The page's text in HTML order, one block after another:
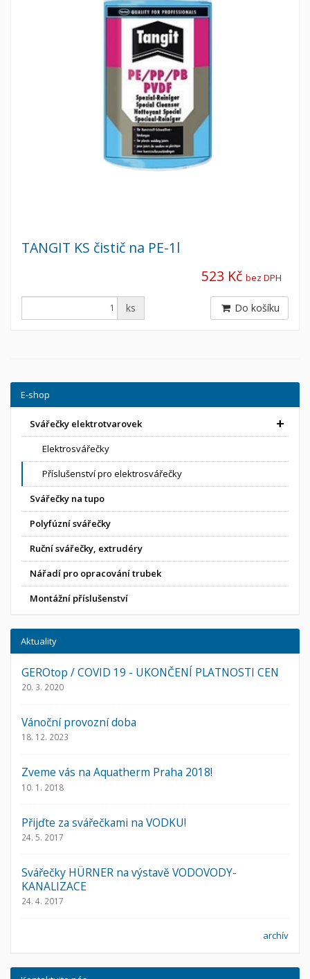
TANGIT KS čistič na PE-1l
523 Kč bez DPH
ks Do košíku
E-shop
Svářečky elektrotvarovek
Elektrosvářečky
Příslušenství pro elektrosvářečky
Svářečky na tupo
Polyfúzní svářečky
Ruční svářečky, extrudéry
Nářadí pro opracování trubek
Montážní příslušenství
Aktuality
GEROtop / COVID 19 - UKONČENÍ PLATNOSTI CEN
20. 3. 2020
Vánoční provozní doba
18. 12. 2023
Zveme vás na Aquatherm Praha 2018!
10. 1. 2018
Přijďte za svářečkami na VODKU!
24. 5. 2017
Svářečky HÜRNER na výstavě VODOVODY-
KANALIZACE
24. 4. 2017
archív